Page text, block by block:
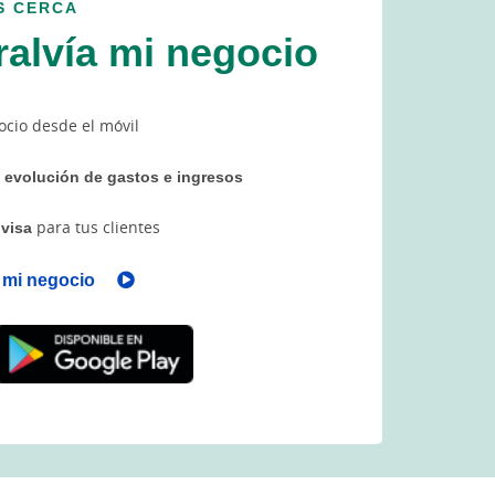
CERCA
mi negocio
desde el móvil
evolución de gastos e ingresos
para tus clientes
negocio